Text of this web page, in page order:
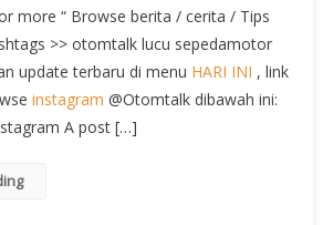
more “ Browse berita / cerita / Tips
>> otomtalk lucu sepedamotor
update terbaru di menu HARI INI , link
instagram @Otomtalk dibawah ini:
A post […]